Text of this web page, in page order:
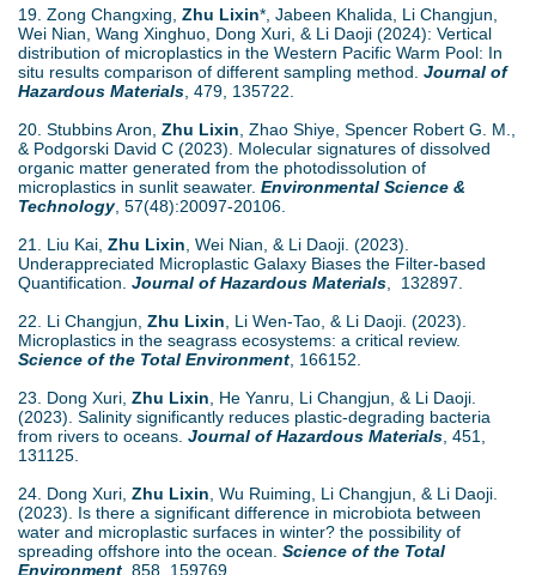
19. Zong Changxing, Zhu Lixin*, Jabeen Khalida, Li Changjun,
Wei Nian, Wang Xinghuo, Dong Xuri, & Li Daoji (2024): Vertical
distribution of microplastics in the Western Pacific Warm Pool: In
situ results comparison of different sampling method. Journal of
Hazardous Materials , 479, 135722.
20. Stubbins Aron, Zhu Lixin , Zhao Shiye, Spencer Robert G. M.,
& Podgorski David C (2023). Molecular signatures of dissolved
organic matter generated from the photodissolution of
microplastics in sunlit seawater. Environmental Science &
Technology, 57(48):20097-20106.
21. Liu Kai, Zhu Lixin , Wei Nian, & Li Daoji. (2023).
Underappreciated Microplastic Galaxy Biases the Filter-based
Quantification. Journal of Hazardous Materials , 132897.
22. Li Changjun, Zhu Lixin , Li Wen-Tao, & Li Daoji. (2023).
Microplastics in the seagrass ecosystems: a critical review.
Science of the Total Environment , 166152.
23. Dong Xuri, Zhu Lixin , He Yanru, Li Changjun, & Li Daoji.
(2023). Salinity significantly reduces plastic-degrading bacteria
from rivers to oceans. Journal of Hazardous Materials , 451,
131125.
24. Dong Xuri, Zhu Lixin , Wu Ruiming, Li Changjun, & Li Daoji.
(2023). Is there a significant difference in microbiota between
water and microplastic surfaces in winter? the possibility of
spreading offshore into the ocean. Science of the Total
Environment , 858, 159769.